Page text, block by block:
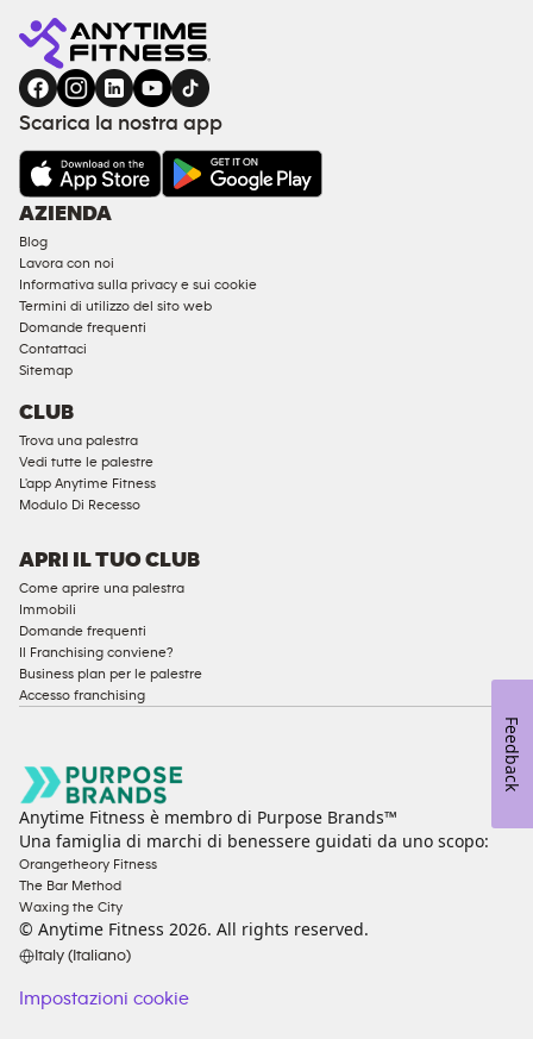
Scarica la nostra app
AZIENDA
Blog
Lavora con noi
Informativa sulla privacy e sui cookie
Termini di utilizzo del sito web
Domande frequenti
Contattaci
Sitemap
CLUB
Trova una palestra
Vedi tutte le palestre
L'app Anytime Fitness
Modulo Di Recesso
APRI IL TUO CLUB
Come aprire una palestra
Immobili
Domande frequenti
Il Franchising conviene?
Business plan per le palestre
Accesso franchising
Anytime Fitness è membro di Purpose Brands™
Una famiglia di marchi di benessere guidati da uno scopo:
Orangetheory Fitness
The Bar Method
Waxing the City
© Anytime Fitness 2026. All rights reserved.
Italy (Italiano)
Impostazioni cookie
Feedback